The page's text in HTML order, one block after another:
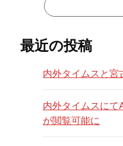
最近の投稿
内外タイムスと宮
内外タイムスにて
が閲覧可能に